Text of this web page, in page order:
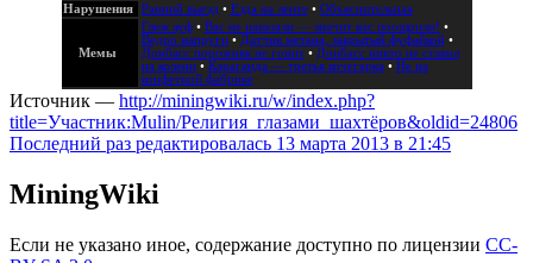
Нарушения
Ранний выезд • Езда на ленте• Объяснительная
Мемы
Глюк ауф• Вас не наказали — значит вас поощрили! •
Ведро напруги• Датчик метана, закрытый фуфайкой•
Донбасс порожняк не гонит• Донбасс никто не ставил
на колени• Караганда — третья кочегарка • Не на
конфетной фабрике
Источник — http://miningwiki.ru/w/index.php?
title=Участник:Mulin/Религия_глазами_шахтёров&oldid=24806
Последний раз редактировалась 13 марта 2013 в 21:45
MiningWiki
Если не указано иное, содержание доступно по лицензии CC-